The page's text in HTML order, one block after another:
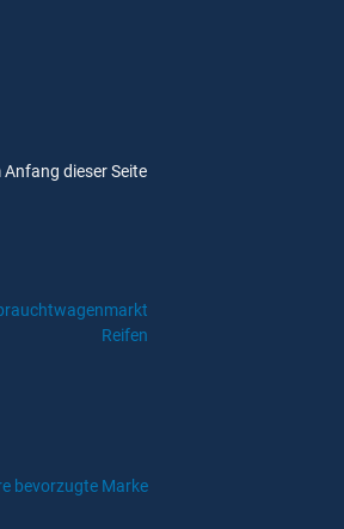
dieser Seite
Reifen
bevorzugte Marke